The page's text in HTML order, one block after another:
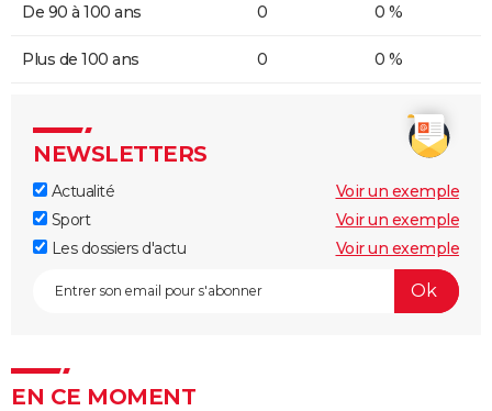
De 90 à 100 ans 0 0 %
Plus de 100 ans 0 0 %
NEWSLETTERS
Actualité
Voir un exemple
Sport
Voir un exemple
Les dossiers d'actu
Voir un exemple
EN CE MOMENT